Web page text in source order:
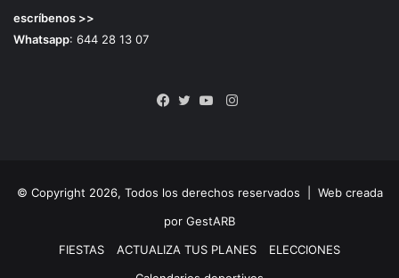
escríbenos >>
Whatsapp: 644 28 13 07
Instagram
© Copyright 2026, Todos los derechos reservados | Web creada
por GestARB
FIESTAS
ACTUALIZA TUS PLANES
ELECCIONES